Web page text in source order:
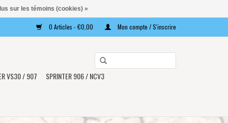
0 Articles - €0,00 Mon compte / S'inscrire
VS30 / 907
SPRINTER 906 / NCV3
sur les témoins (cookies) »